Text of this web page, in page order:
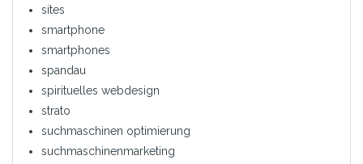
sites
smartphone
smartphones
spandau
spirituelles webdesign
strato
suchmaschinen optimierung
suchmaschinenmarketing